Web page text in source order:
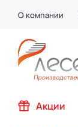
О компании
Акции